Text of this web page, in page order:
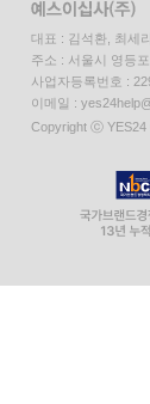
대표 : 김석환, 최세
주소 : 서울시 영등
사업자등록번호 :
이메일 :
Copyright ⓒ YES24